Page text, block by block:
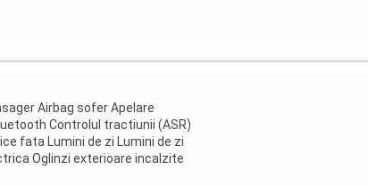
Airbag sofer Apelare
Controlul tractiunii (ASR)
fata Lumini de zi Lumini de zi
Oglinzi exterioare incalzite